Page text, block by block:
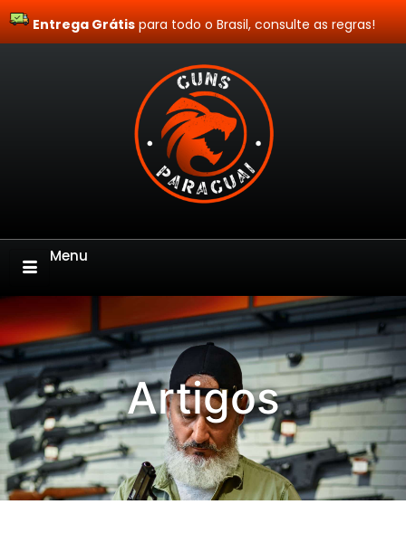
Site Blindado
Entrega Grátispara todo o Brasil, consulte as regras!
Menu
Artigos